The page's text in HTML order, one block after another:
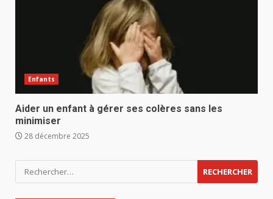
Enfants
Aider un enfant à gérer ses colères sans les
minimiser
28 décembre 2025
Rechercher :